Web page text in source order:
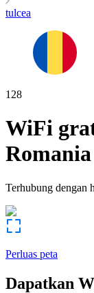
tulcea
128
WiFi
Romania
Terhubung dengan
Perluas peta
Dapatkan